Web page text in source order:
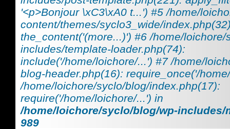
'<p>Bonjour \xC3\xA0 t...') #5 /home/
content/themes/syclo3_wide/
the_content('(more...)') #6 /home/loichore/
includes/template-loader.php(74):
include('/home/loichore/...') #7 /home/
blog-header.php(16): require_once('/
/home/loichore/syclo/blog/index.php(17):
require('/home/loichore/...') in
/home/loichore/syclo/blog/wp-includes/
989